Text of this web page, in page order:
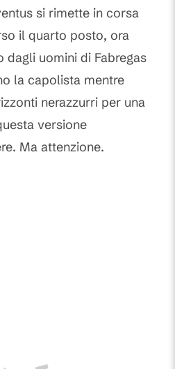
si rimette in corsa
il quarto posto, ora
dagli uomini di Fabregas
la capolista mentre
nerazzurri per una
versione
Ma attenzione.